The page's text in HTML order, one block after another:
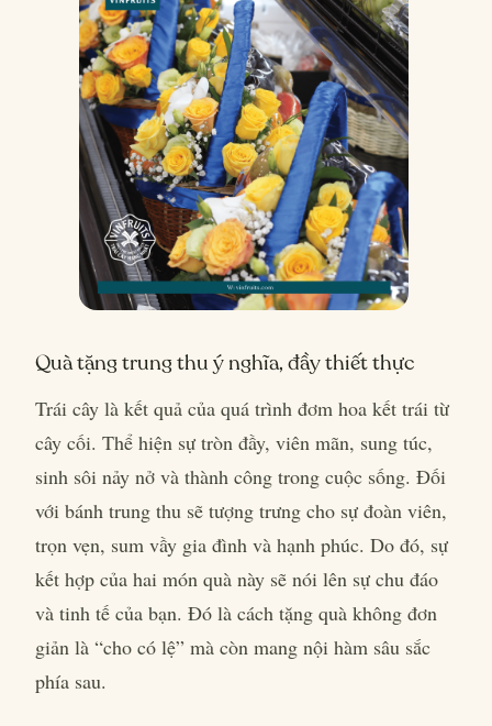
Quà tặng trung thu ý nghĩa, đầy thiết thực
Trái cây là kết quả của quá trình đơm hoa kết trái từ
cây cối. Thể hiện sự tròn đầy, viên mãn, sung túc,
sinh sôi nảy nở và thành công trong cuộc sống. Đối
với bánh trung thu sẽ tượng trưng cho sự đoàn viên,
trọn vẹn, sum vầy gia đình và hạnh phúc. Do đó, sự
kết hợp của hai món quà này sẽ nói lên sự chu đáo
và tinh tế của bạn. Đó là cách tặng quà không đơn
giản là “cho có lệ” mà còn mang nội hàm sâu sắc
phía sau.